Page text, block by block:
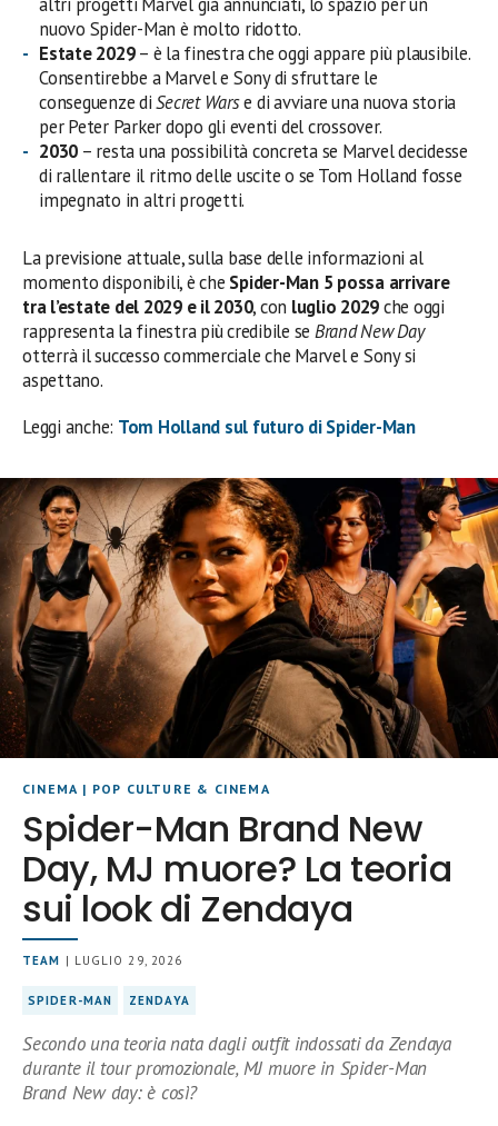
altri progetti Marvel già annunciati, lo spazio per un
nuovo Spider-Man è molto ridotto.
Estate 2029– è la finestra che oggi appare più plausibile.
Consentirebbe a Marvel e Sony di sfruttare le
conseguenze diSecret Warse di avviare una nuova storia
per Peter Parker dopo gli eventi del crossover.
2030 – resta una possibilità concreta se Marvel decidesse
di rallentare il ritmo delle uscite o se Tom Holland fosse
impegnato in altri progetti.
La previsione attuale, sulla base delle informazioni al
momento disponibili, è che Spider-Man 5 possa arrivare
tra l’estate del 2029 e il 2030, con luglio 2029che oggi
rappresenta la finestra più credibile se Brand New Day
otterrà il successo commerciale che Marvel e Sony si
aspettano.
Leggi anche: Tom Holland sul futuro di Spider-Man
CINEMA | POP CULTURE & CINEMA
Spider-Man Brand New
Day, MJ muore? La teoria
sui look di Zendaya
TEAM | LUGLIO 29, 2026
SPIDER-MAN ZENDAYA
Secondo una teoria nata dagli outfit indossati da Zendaya
durante il tour promozionale, MJ muore in Spider-Man
Brand New day: è così?